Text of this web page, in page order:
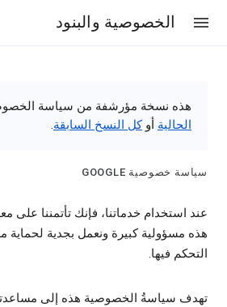
الخصوصية والبنود
هذه نسخة مؤرشفة من سياسة
الحالية أوكل النسخ السابقة.
سياسة خصوصية GOOGLE‏
عند استخدام خدماتنا، فإنك تأتمننا على
هذه مسؤولية كبيرة ونعمل بجدية لحماية
التحكم فيها.
تهدف سياسةُ الخصوصية هذه إلى